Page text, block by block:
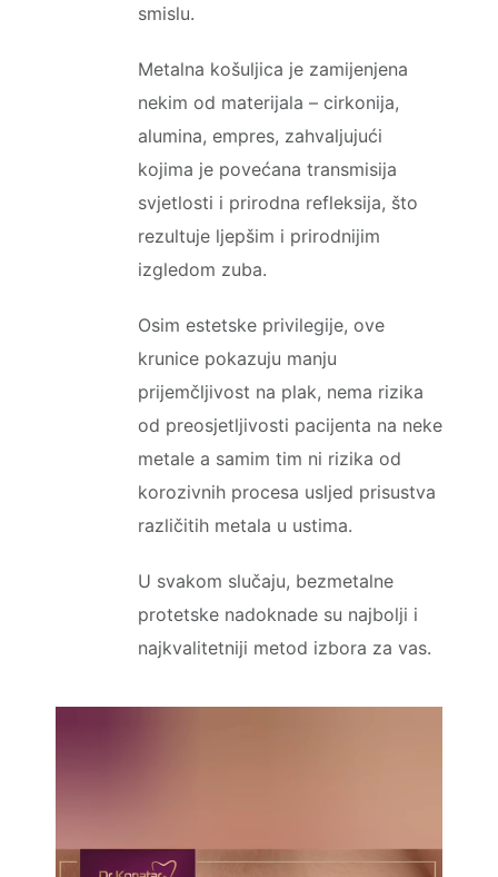
smislu.
Metalna košuljica je zamijenjena
nekim od materijala – cirkonija,
alumina, empres, zahvaljujući
kojima je povećana transmisija
svjetlosti i prirodna refleksija, što
rezultuje ljepšim i prirodnijim
izgledom zuba.
Osim estetske privilegije, ove
krunice pokazuju manju
prijemčljivost na plak, nema rizika
od preosjetljivosti pacijenta na neke
metale a samim tim ni rizika od
korozivnih procesa usljed prisustva
različitih metala u ustima.
U svakom slučaju, bezmetalne
protetske nadoknade su najbolji i
najkvalitetniji metod izbora za vas.